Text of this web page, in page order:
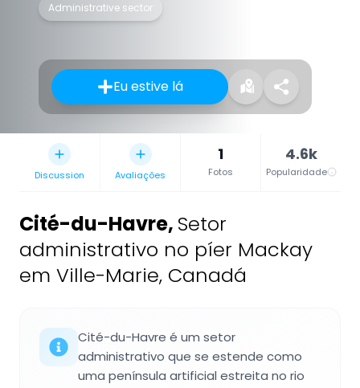
Administrative sector
Eu estive lá
Discussion Avaliações
1
Fotos
4.6k
Popularidade
Cité-du-Havre, Setor
administrativo no píer Mackay
em Ville-Marie, Canadá
Cité-du-Havre é um setor
administrativo que se estende como
uma península artificial estreita no rio